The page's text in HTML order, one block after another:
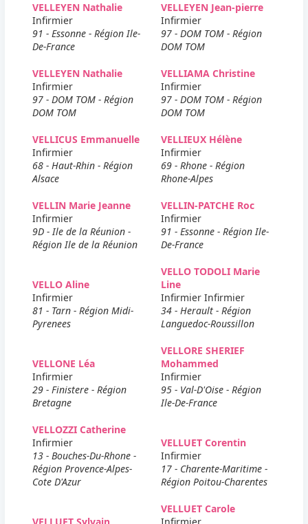
VELLEYEN Nathalie
Infirmier
91 - Essonne - Région Ile-
De-France
VELLEYEN Jean-pierre
Infirmier
97 - DOM TOM - Région
DOM TOM
VELLEYEN Nathalie
Infirmier
97 - DOM TOM - Région
DOM TOM
VELLIAMA Christine
Infirmier
97 - DOM TOM - Région
DOM TOM
VELLICUS Emmanuelle
Infirmier
68 - Haut-Rhin - Région
Alsace
VELLIEUX Hélène
Infirmier
69 - Rhone - Région
Rhone-Alpes
VELLIN Marie Jeanne
Infirmier
9D - Ile de la Réunion -
Région Ile de la Réunion
VELLIN-PATCHE Roc
Infirmier
91 - Essonne - Région Ile-
De-France
VELLO Aline
Infirmier
81 - Tarn - Région Midi-
Pyrenees
VELLO TODOLI Marie
Line
Infirmier Infirmier
34 - Herault - Région
Languedoc-Roussillon
VELLONE Léa
Infirmier
29 - Finistere - Région
Bretagne
VELLORE SHERIEF
Mohammed
Infirmier
95 - Val-D'Oise - Région
Ile-De-France
VELLOZZI Catherine
Infirmier
13 - Bouches-Du-Rhone -
Région Provence-Alpes-
Cote D'Azur
VELLUET Corentin
Infirmier
17 - Charente-Maritime -
Région Poitou-Charentes
VELLUET Carole